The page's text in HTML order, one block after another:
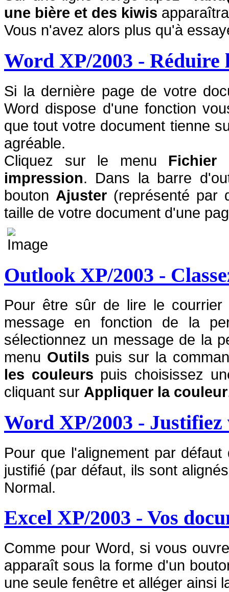
une bière et des kiwis
Vous n'avez alors plus qu'à
Word XP/2003 - Réduire
Si la dernière page de votre
Word dispose d'une fonction
que tout votre document tienne
agréable.
Cliquez sur le menu Fichier
impression. Dans la barre
bouton Ajuster (représenté par
taille de votre document d'une
Outlook XP/2003 -
Pour être sûr de lire le courrier
message en fonction de la
sélectionnez un message de la
menu Outils puis sur la
les couleurs puis choisissez
cliquant sur Appliquer la couleur
Word XP/2003 -
Pour que l'alignement par
justifié (par défaut, ils sont
Normal.
Excel XP/2003 - Vos
Comme pour Word, si vous
apparaît sous la forme d'un
une seule fenêtre et alléger ainsi